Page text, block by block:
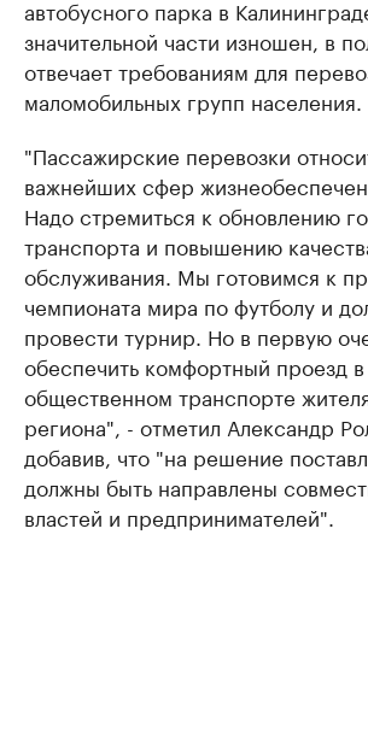
автобусного парка в
значительной части изношен, в
отвечает требованиям для
маломобильных групп населения.
"Пассажирские перевозки
важнейших сфер
Надо стремиться к обновлению
транспорта и повышению
обслуживания. Мы готовимся к
чемпионата мира по футболу и
провести турнир. Но в первую
обеспечить комфортный проезд в
общественном транспорте
региона", - отметил Александр
добавив, что "на решение
должны быть направлены
властей и предпринимателей".